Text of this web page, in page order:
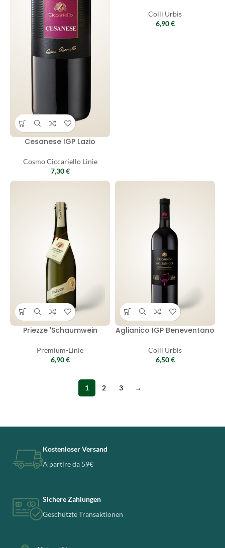
Cesanese IGP Lazio
Cosmo Ciccariello Linie
7,30€
Colli Urbis
6,90€
Priezze 'Schaumwein
Premium-Linie
6,90€
Aglianico IGP Beneventano
Colli Urbis
6,50€
1 2 3 →
Kostenloser Versand
A partire da 59€
Sichere Zahlungen
Geschützte Transaktionen